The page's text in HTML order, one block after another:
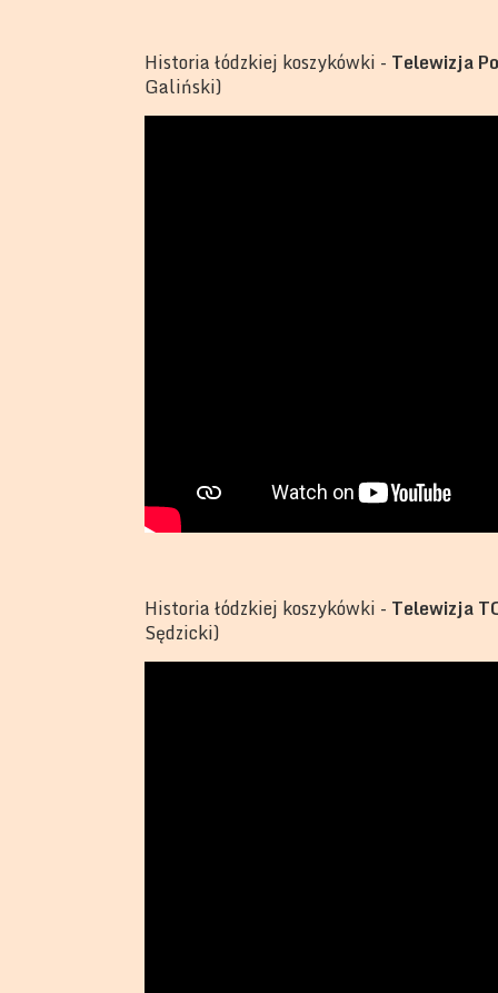
Historia łódzkiej koszykówki - Telewizja
Galiński)
Historia łódzkiej koszykówki - Telewizja
Sędzicki)